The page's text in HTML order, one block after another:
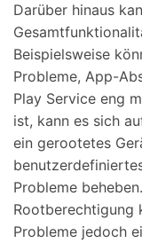
Darüber hinaus
Beispielsweise
Probleme, App-
Play Service eng
ist, kann es sich
ein gerootetes
Probleme
Rootberechtigung
Probleme jedoch